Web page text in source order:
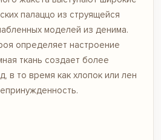
палаццо из струящейся
моделей из денима.
определяет настроение
ткань создает более
в то время как хлопок или лен